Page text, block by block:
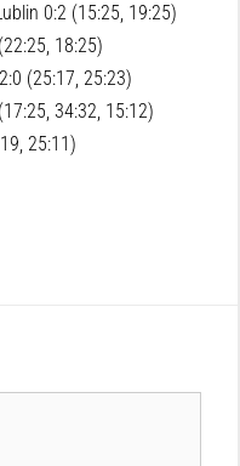
0:2 (15:25, 19:25)
18:25)
(25:17, 25:23)
34:32, 15:12)
25:11)